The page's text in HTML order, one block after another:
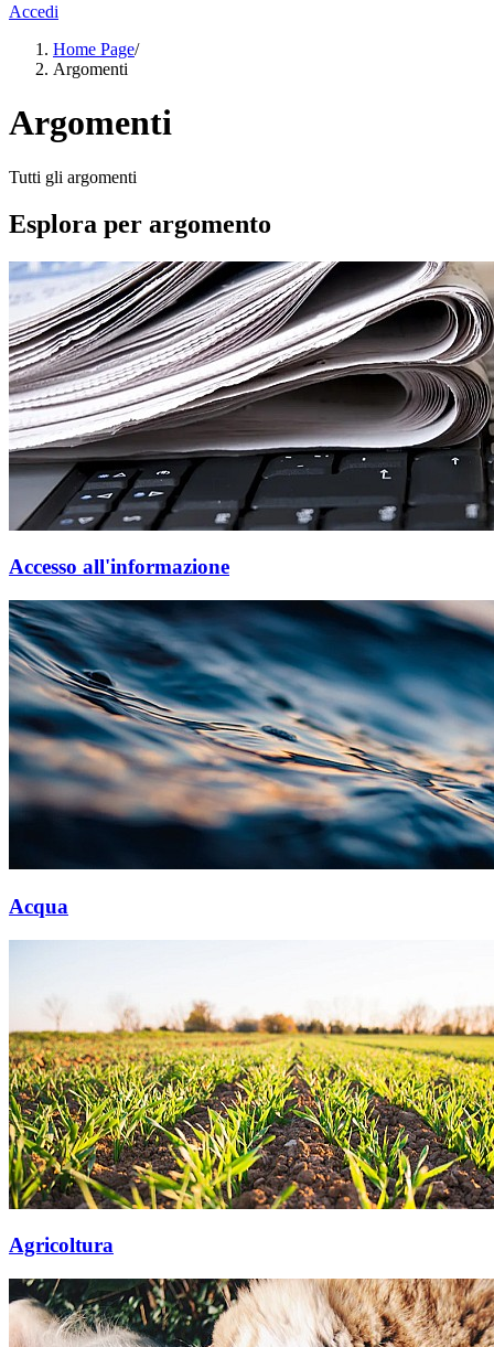
Accedi
Home Page/
Argomenti
Argomenti
Tutti gli argomenti
Esplora per argomento
Accesso all'informazione
Acqua
Agricoltura